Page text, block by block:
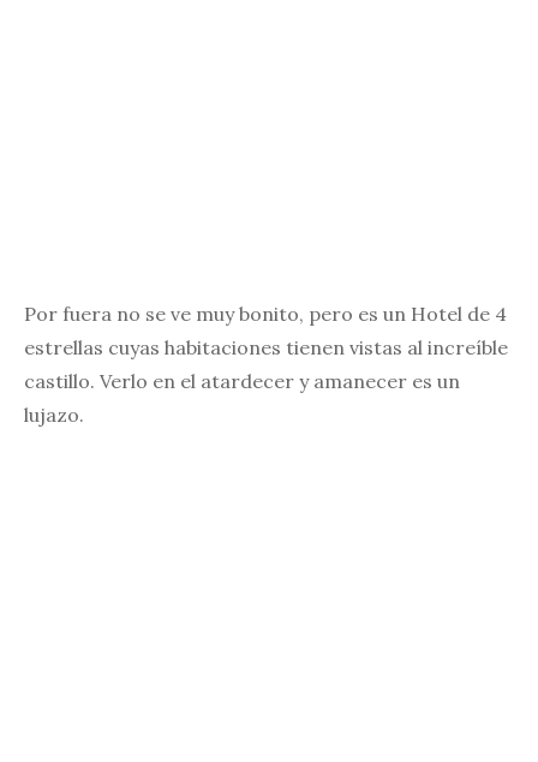
Por fuera no se ve muy bonito, pero es un Hotel de 4
estrellas cuyas habitaciones tienen vistas al increíble
castillo. Verlo en el atardecer y amanecer es un
lujazo.